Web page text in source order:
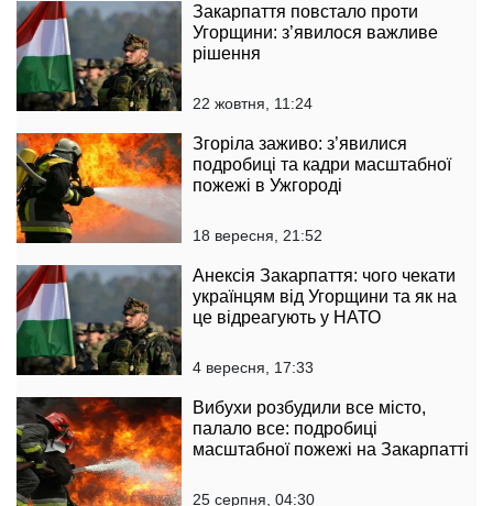
Закарпаття повстало проти
Угорщини: з’явилося важливе
рішення
22 жовтня, 11:24
Згоріла заживо: з’явилися
подробиці та кадри масштабної
пожежі в Ужгороді
18 вересня, 21:52
Анексія Закарпаття: чого чекати
українцям від Угорщини та як на
це відреагують у НАТО
4 вересня, 17:33
Вибухи розбудили все місто,
палало все: подробиці
масштабної пожежі на Закарпатті
25 серпня, 04:30